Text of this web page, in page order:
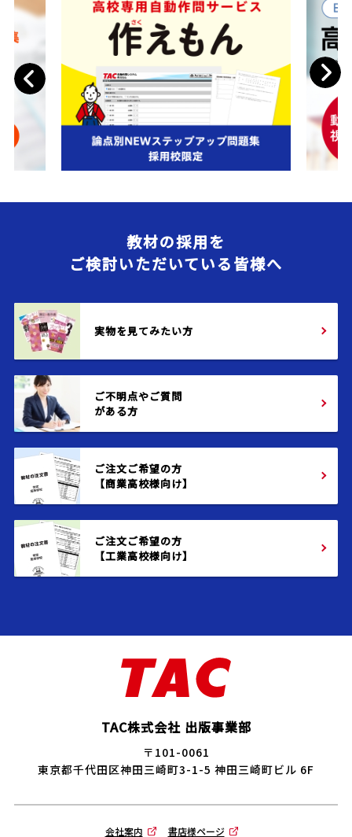
Previous
Next
教材の採用を
ご検討いただいている皆様へ
実物を見てみたい方
ご不明点やご質問
がある方
ご注文ご希望の方
【商業高校様向け】
ご注文ご希望の方
【工業高校様向け】
TAC株式会社 出版事業部
〒101-0061
東京都千代田区神田三崎町3-1-5 神田三崎町ビル 6F
会社案内 書店様ページ